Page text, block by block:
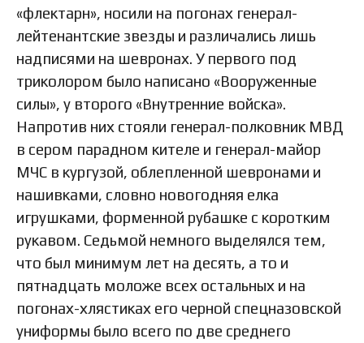
«флектарн», носили на погонах генерал-
лейтенантские звезды и различались лишь
надписями на шевронах. У первого под
триколором было написано «Вооруженные
силы», у второго «Внутренние войска».
Напротив них стояли генерал-полковник МВД
в сером парадном кителе и генерал-майор
МЧС в кургузой, облепленной шевронами и
нашивками, словно новогодняя елка
игрушками, форменной рубашке с коротким
рукавом. Седьмой немного выделялся тем,
что был минимум лет на десять, а то и
пятнадцать моложе всех остальных и на
погонах-хлястиках его черной спецназовской
униформы было всего по две среднего